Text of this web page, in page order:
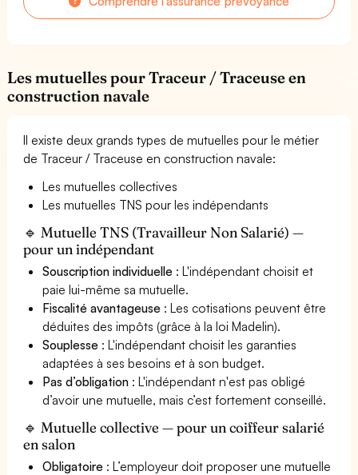
Les mutuelles pour Traceur / Traceuse en
construction navale
Il existe deux grands types de mutuelles pour le métier
de Traceur / Traceuse en construction navale:
Les mutuelles collectives
Les mutuelles TNS pour les indépendants
🔹 Mutuelle TNS (Travailleur Non Salarié) —
pour un indépendant
Souscription individuelle : L'indépendant choisit et
paie lui-même sa mutuelle.
Fiscalité avantageuse : Les cotisations peuvent être
déduites des impôts (grâce à la loi Madelin).
Souplesse : L'indépendant choisit les garanties
adaptées à ses besoins et à son budget.
Pas d’obligation : L'indépendant n'est pas obligé
d’avoir une mutuelle, mais c’est fortement conseillé.
🔹 Mutuelle collective — pour un coiffeur salarié
en salon
Obligatoire : L’employeur doit proposer une mutuelle